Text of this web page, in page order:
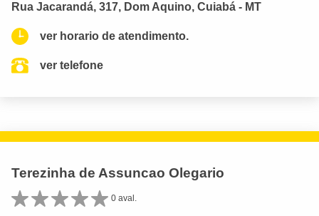
Rua Jacarandá, 317, Dom Aquino, Cuiabá - MT
ver horario de atendimento.
ver telefone
Terezinha de Assuncao Olegario
0 aval.